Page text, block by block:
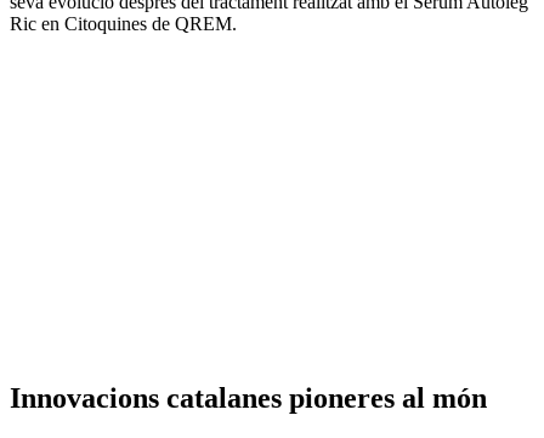
Ric en Citoquines de QREM.
Innovacions catalanes pioneres al món